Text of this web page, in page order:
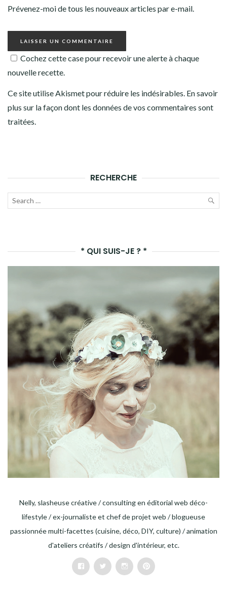
Prévenez-moi de tous les nouveaux articles par e-mail.
Cochez cette case pour recevoir une alerte à chaque
nouvelle recette.
Ce site utilise Akismet pour réduire les indésirables. En savoir
plus sur la façon dont les données de vos commentaires sont
traitées.
RECHERCHE
Recherche
* QUI SUIS-JE ? *
Nelly, slasheuse créative / consulting en éditorial web déco-
lifestyle / ex-journaliste et chef de projet web / blogueuse
passionnée multi-facettes (cuisine, déco, DIY, culture) / animation
d'ateliers créatifs / design d'intérieur, etc.
FacebookTwitterInstagramPinterest